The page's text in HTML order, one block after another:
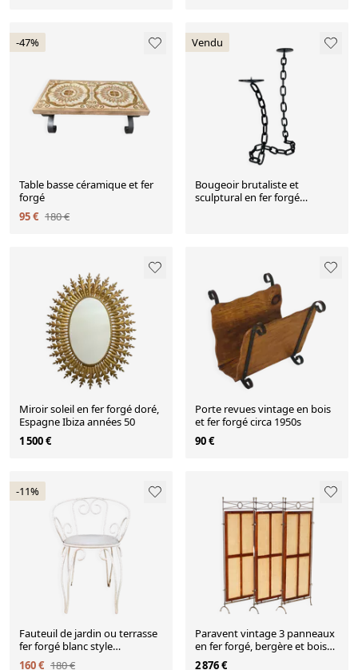
-47%
Table basse céramique et fer
forgé
95 € 180 €
Vendu
Bougeoir brutaliste et
sculptural en fer forgé
Miroir soleil en fer forgé doré,
Espagne Ibiza années 50
1 500 €
Porte revues vintage en bois
et fer forgé circa 1950s
90 €
-11%
Fauteuil de jardin ou terrasse
fer forgé blanc style
Montmartre année 60
160 € 180 €
Paravent vintage 3 panneaux
en fer forgé, bergère et bois
dur
2 876 €